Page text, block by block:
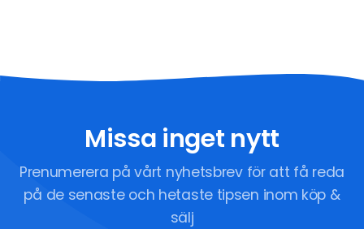
Missa inget nytt
Prenumerera på vårt nyhetsbrev för att få reda
på de senaste och hetaste tipsen inom köp &
sälj